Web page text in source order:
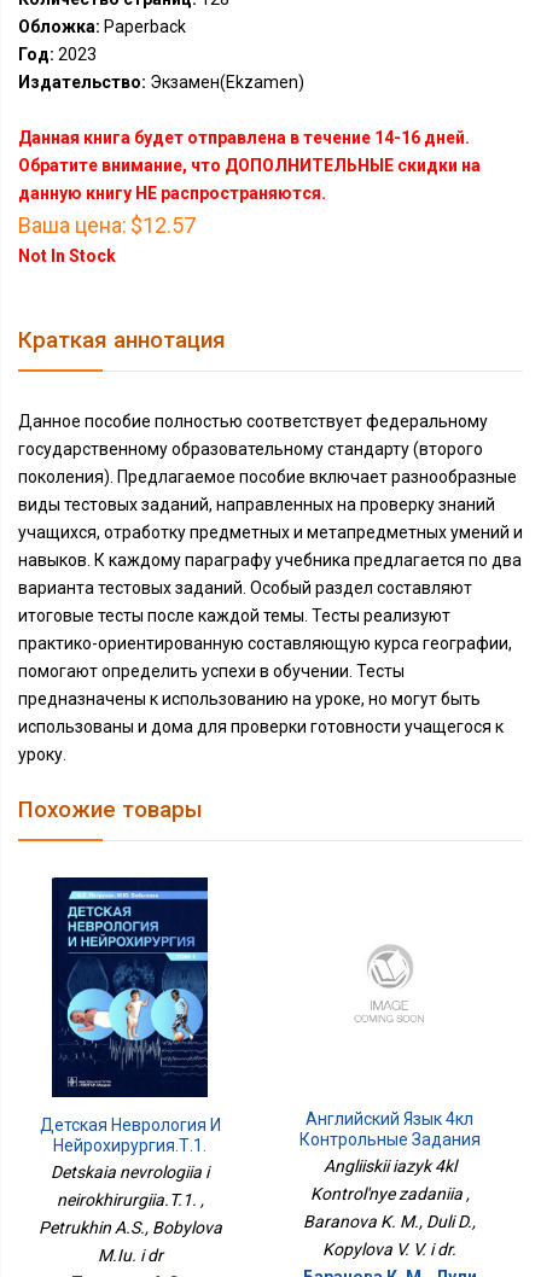
Обложка: Paperback
Год: 2023
Издательство: Экзамен(Ekzamen)
Данная книга будет отправлена в течение 14-16 дней.
Обратите внимание, что ДОПОЛНИТЕЛЬНЫЕ скидки на
данную книгу НЕ распространяются.
Ваша цена: $12.57
Not In Stock
Краткая аннотация
Данное пособие полностью соответствует федеральному
государственному образовательному стандарту (второго
поколения). Предлагаемое пособие включает разнообразные
виды тестовых заданий, направленных на проверку знаний
учащихся, отработку предметных и метапредметных умений и
навыков. К каждому параграфу учебника предлагается по два
варианта тестовых заданий. Особый раздел составляют
итоговые тесты после каждой темы. Тесты реализуют
практико-ориентированную составляющую курса географии,
помогают определить успехи в обучении. Тесты
предназначены к использованию на уроке, но могут быть
использованы и дома для проверки готовности учащегося к
уроку.
Похожие товары
Детская Неврология И
Нейрохирургия.Т.1.
Detskaia nevrologiia i
neirokhirurgiia.T.1. ,
Petrukhin A.S., Bobylova
M.Iu. i dr
Английский Язык 4кл
Контрольные Задания
Angliiskii iazyk 4kl
Kontrol'nye zadaniia ,
Baranova K. M., Duli D.,
Kopylova V. V. i dr.